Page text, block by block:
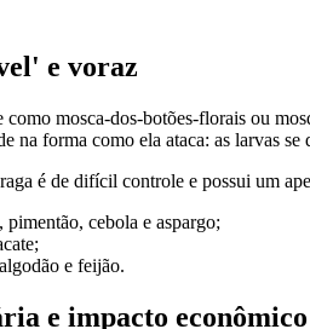
e voraz
mosca-dos-botões-florais ou
na forma como ela ataca: as larvas
é de difícil controle e possui um
cebola e aspargo;
e feijão.
e impacto econômico